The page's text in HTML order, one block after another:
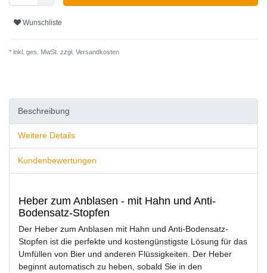
Wunschliste
* inkl. ges. MwSt. zzgl. Versandkosten
Beschreibung
Weitere Details
Kundenbewertungen
Heber zum Anblasen - mit Hahn und Anti-
Bodensatz-Stopfen
Der Heber zum Anblasen mit Hahn und Anti-Bodensatz-
Stopfen ist die perfekte und kostengünstigste Lösung für das
Umfüllen von Bier und anderen Flüssigkeiten. Der Heber
beginnt automatisch zu heben, sobald Sie in den